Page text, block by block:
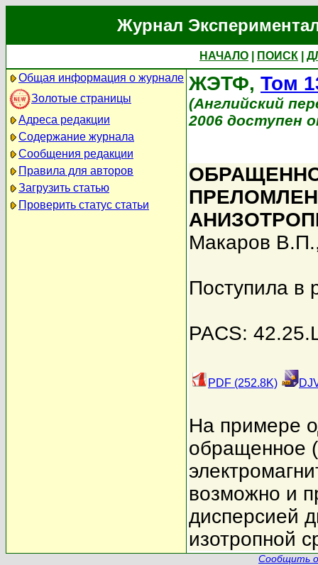
Журнал
НАЧАЛО ПОИСК
Общая информация о журнале
Золотые страницы
Адреса редакции
Содержание журнала
Сообщения редакции
Правила для авторов
Загрузить статью
Проверить статус статьи
ЖЭТФ, Том
(Английский
2006 доступен
Макаров В.П.
Поступила в
PACS:
PDF (252.8K)
На примере
обращенное
возможно и
дисперсией
изотропной
Сообщить о